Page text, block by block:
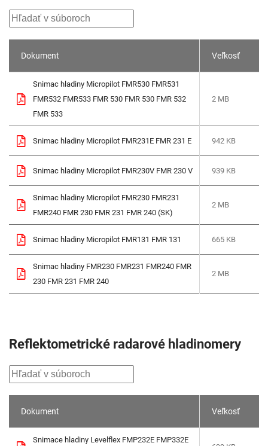
Dokument Veľkosť
Snimac hladiny Micropilot FMR530 FMR531
FMR532 FMR533 FMR 530 FMR 530 FMR 532
FMR 533
2 MB
Snimac hladiny Micropilot FMR231E FMR 231 E 942 KB
Snimac hladiny Micropilot FMR230V FMR 230 V 939 KB
Snimac hladiny Micropilot FMR230 FMR231
FMR240 FMR 230 FMR 231 FMR 240 (SK)
2 MB
Snimac hladiny Micropilot FMR131 FMR 131 665 KB
Snimac hladiny FMR230 FMR231 FMR240 FMR
230 FMR 231 FMR 240
2 MB
Reflektometrické radarové hladinomery
Dokument Veľkosť
Snimace hladiny Levelflex FMP232E FMP332E